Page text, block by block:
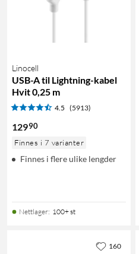
Linocell
USB-A til Lightning-kabel
Hvit 0,25 m
4.5 (5913)
12990
Finnes i 7 varianter
Finnes i flere ulike lengder
Nettlager: 100+ st
160